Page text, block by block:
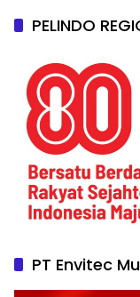
PELINDO
PT Envitec